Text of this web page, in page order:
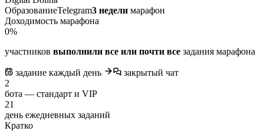
ОбразованиеTelegram3 недели марафон
Доходимость марафона
0%
участников выполнили все или почти все задания марафона
задание каждый день
закрытый чат
2
бота — стандарт и VIP
21
день ежедневных заданий
Кратко